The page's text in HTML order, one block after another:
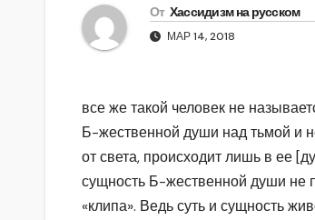
От Хассидизм на русском
МАР 14, 2018
все же такой человек не
Б-жественной души над тьмой и
от света, происходит лишь в ее
сущность Б-жественной души не
«клипа». Ведь суть и сущность